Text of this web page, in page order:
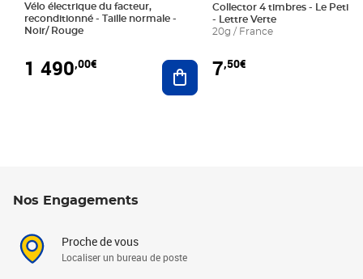
Vélo électrique du facteur,
reconditionné - Taille normale -
Noir/ Rouge
1 490,00€ Ajouter au panier
Collector 4 timbres - Le Petit
- Lettre Verte
20g / France
7,50€
Nos Engagements
Proche de vous
Localiser un bureau de poste